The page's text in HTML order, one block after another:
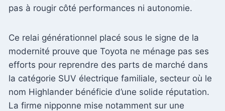
pas à rougir côté performances ni autonomie.
Ce relai générationnel placé sous le signe de la
modernité prouve que Toyota ne ménage pas ses
efforts pour reprendre des parts de marché dans
la catégorie SUV électrique familiale, secteur où le
nom Highlander bénéficie d’une solide réputation.
La firme nipponne mise notamment sur une